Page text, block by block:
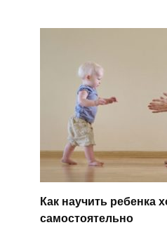
Как научить ребенка
самостоятельно